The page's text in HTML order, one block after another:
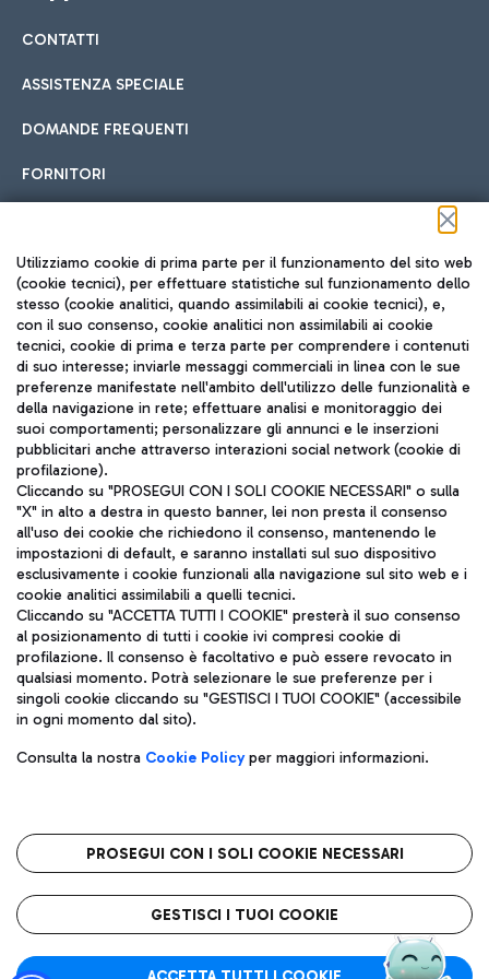
Cucina Internazionale
Fast Food
Pizza
Gelateria
Wine Bar & Sparkling
Hotel in aeroporto
Scegli l'alloggio più adatto e approfitta della vicinanza
all'aeroporto.
Car sharing
Con il Car Sharing è ancora più facile spostarsi
Treno
Raggiungi velocemente l'aeroporto di Fiumicino da Roma
tramite i servizi ferroviari Trenitalia.
Autobus
Scopri le linee di autobus per raggiungere l'aeroporto
Leonardo Da Vinci.
Raggiungi l’aeroporto senza pensieri con il servizio di taxi a
Ristoranti
Scopri la nostra offerta per una pausa gustosa in aeroporto
Mappa Aeroporto Fiumicino
CONTATTI
ASSISTENZA SPECIALE
DOMANDE FREQUENTI
FORNITORI
Seguici sui social
TRAVEL JOURNAL
ITA
Aeroporti di Roma S.p.A. - Società soggetta a direzione e
coordinamento di Mundys S.p.A.
Codice fiscale e Registro delle Imprese di Roma 13032990155 P.
IVA 06572251004
Capitale sociale 62.224.743,00 int. vers.
Sede legale: Via Pier Paolo Racchetti 1 - 00054 Fiumicino (RM)
telefono +39 06 65951
Privacy policy
Note legali
Roma FCO
L'aeroporto stellato
Utilizziamo cookie di prima parte per il funzionamento del sito web
(cookie tecnici), per effettuare statistiche sul funzionamento dello
stesso (cookie analitici, quando assimilabili ai cookie tecnici), e,
con il suo consenso, cookie analitici non assimilabili ai cookie
tecnici, cookie di prima e terza parte per comprendere i contenuti
di suo interesse; inviarle messaggi commerciali in linea con le sue
preferenze manifestate nell'ambito dell'utilizzo delle funzionalità e
della navigazione in rete; effettuare analisi e monitoraggio dei
suoi comportamenti; personalizzare gli annunci e le inserzioni
pubblicitari anche attraverso interazioni social network (cookie di
profilazione).
Cliccando su "PROSEGUI CON I SOLI COOKIE NECESSARI" o sulla
"X" in alto a destra in questo banner, lei non presta il consenso
all'uso dei cookie che richiedono il consenso, mantenendo le
impostazioni di default, e saranno installati sul suo dispositivo
esclusivamente i cookie funzionali alla navigazione sul sito web e i
cookie analitici assimilabili a quelli tecnici.
Cliccando su "ACCETTA TUTTI I COOKIE" presterà il suo consenso
al posizionamento di tutti i cookie ivi compresi cookie di
profilazione. Il consenso è facoltativo e può essere revocato in
qualsiasi momento. Potrà selezionare le sue preferenze per i
singoli cookie cliccando su "GESTISCI I TUOI COOKIE" (accessibile
in ogni momento dal sito).
Consulta la nostra Cookie Policyper maggiori informazioni.
PROSEGUI CON I SOLI COOKIE NECESSARI
GESTISCI I TUOI COOKIE